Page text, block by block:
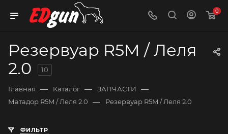
0
Резервуар R5M / Леля
2.0
10
Главная — Каталог — ЗАПЧАСТИ —
Матадор R5M / Леля 2.0 — Резервуар R5M / Леля 2.0
ФИЛЬТР